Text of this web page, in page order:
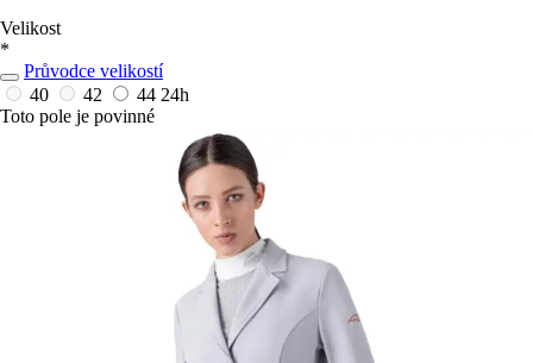
Velikost
*
Průvodce velikostí
40
42 44 24h
Toto pole je povinné